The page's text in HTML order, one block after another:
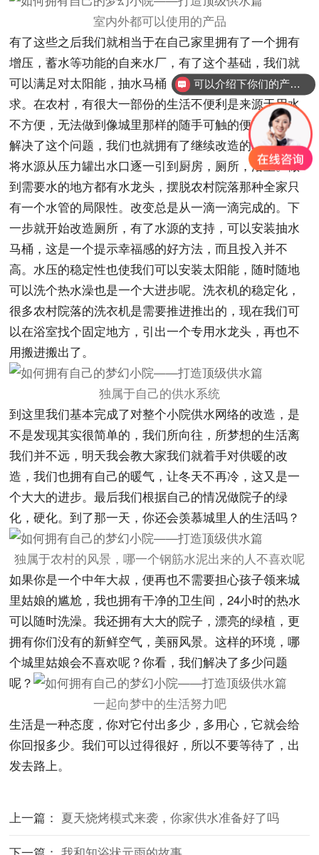
室内外都可以使用的产品
有了这些之后我们就相当于在自己家里拥有了一个拥有
增压，蓄水等功能的自来水厂，有了这个基础，我们就
可以满足对太阳能，抽水马桶，洗衣机等用水家电的需
求。在农村，有很大一部份的生活不便利是来源于用水
不方便，无法做到像城里那样的随手可触的便利性。而
解决了这个问题，我们也就拥有了继续改造的基础。
将水源从压力罐出水口逐一引到厨房，厕所，浴室。做
到需要水的地方都有水龙头，摆脱农村院落那种全家只
有一个水管的局限性。改变总是从一滴一滴完成的。下
一步就开始改造厕所，有了水源的支持，可以安装抽水
马桶，这是一个提示幸福感的好方法，而且投入并不
高。水压的稳定性也使我们可以安装太阳能，随时随地
可以洗个热水澡也是一个大进步呢。洗衣机的稳定化，
很多农村院落的洗衣机是需要推进推出的，现在我们可
以在浴室找个固定地方，引出一个专用水龙头，再也不
用搬进搬出了。
独属于自己的供水系统
到这里我们基本完成了对整个小院供水网络的改造，是
不是发现其实很简单的，我们所向往，所梦想的生活离
我们并不远，明天我会教大家我们就着手对供暖的改
造，我们也拥有自己的暖气，让冬天不再冷，这又是一
个大大的进步。最后我们根据自己的情况做院子的绿
化，硬化。到了那一天，你还会羡慕城里人的生活吗？
独属于农村的风景，哪一个钢筋水泥出来的人不喜欢呢
如果你是一个中年大叔，便再也不需要担心孩子领来城
里姑娘的尴尬，我也拥有干净的卫生间，24小时的热水
可以随时洗澡。我还拥有大大的院子，漂亮的绿植，更
拥有你们没有的新鲜空气，美丽风景。这样的环境，哪
个城里姑娘会不喜欢呢？你看，我们解决了多少问题
呢？
一起向梦中的生活努力吧
生活是一种态度，你对它付出多少，多用心，它就会给
你回报多少。我们可以过得很好，所以不要等待了，出
发去路上。
上一篇： 夏天烧烤模式来袭，你家供水准备好了吗
可以介绍下你们的产品么？